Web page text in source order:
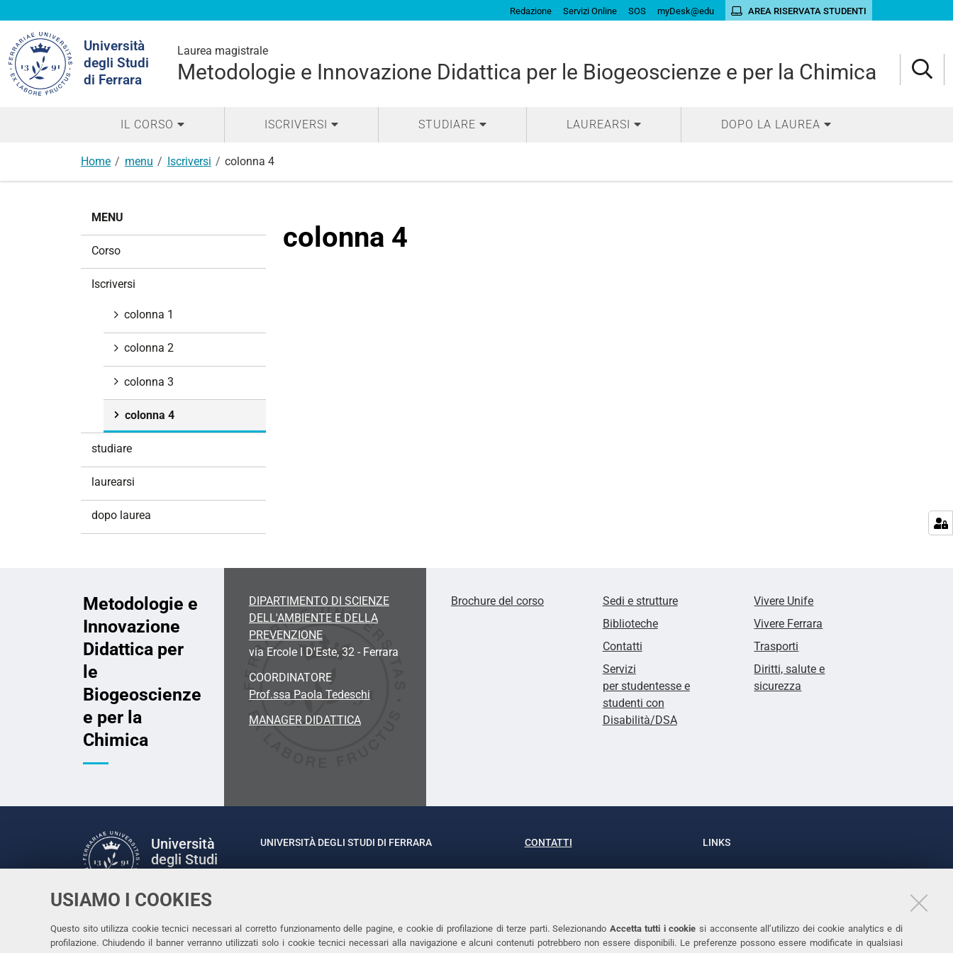
USIAMO I COOKIES
Questo sito utilizza cookie tecnici necessari al corretto funzionamento delle pagine, e cookie di profilazione di terze parti. Selezionando Accetta tutti i cookie si acconsente all’utilizzo dei cookie analytics e di
profilazione. Chiudendo il banner verranno utilizzati solo i cookie tecnici necessari alla navigazione e alcuni contenuti potrebbero non essere disponibili. Le preferenze possono essere modificate in qualsiasi
Redazione Servizi Online SOS myDesk@edu AREA RISERVATA STUDENTI
Università
degli Studi
di Ferrara
Laurea magistrale
Metodologie e Innovazione Didattica per le Biogeoscienze e per la Chimica
nel
sito
IL CORSO ISCRIVERSI STUDIARE LAUREARSI DOPO LA LAUREA
Home menu Iscriversi colonna 4
colonna 4
MENU
Corso
Iscriversi
colonna 1
colonna 2
colonna 3
colonna 4
studiare
laurearsi
dopo laurea
Metodologie e
Innovazione
Didattica per
le
Biogeoscienze
e per la
Chimica
DIPARTIMENTO DI SCIENZE
DELL'AMBIENTE E DELLA
PREVENZIONE
via Ercole I D'Este, 32- Ferrara
COORDINATORE
Prof.ssa Paola Tedeschi
MANAGER DIDATTICA
Brochure del corso
Sedi e strutture
Biblioteche
Contatti
Servizi
per studentesse e
studenti con
Disabilità/DSA
Vivere Unife
Vivere Ferrara
Trasporti
Diritti, salute e
sicurezza
Università
degli Studi
Facebook
LinkedinInstagram
Youtube
UNIVERSITÀ DEGLI STUDI DI FERRARA
Rettrice: Prof.ssa Laura Ramaciotti
CONTATTI
Tel. +39 0532 293111
LINKS
Accessibilità
Cookies